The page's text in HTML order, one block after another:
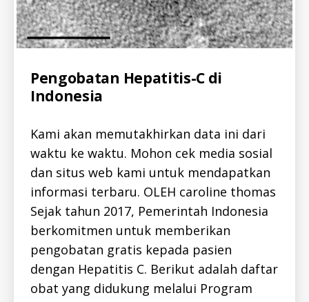
Categories
A
L
L
-
H
E
P
C
-
I
J
O
U
R
N
A
L
Pengobatan Hepatitis-C di
Indonesia
Kami akan memutakhirkan data ini dari
waktu ke waktu. Mohon cek media sosial
dan situs web kami untuk mendapatkan
informasi terbaru. OLEH caroline thomas
Sejak tahun 2017, Pemerintah Indonesia
berkomitmen untuk memberikan
pengobatan gratis kepada pasien
dengan Hepatitis C. Berikut adalah daftar
obat yang didukung melalui Program
h
e
a
h
c
a
e
,